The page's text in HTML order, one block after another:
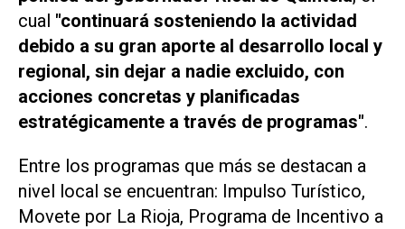
cual "continuará sosteniendo la actividad
debido a su gran aporte al desarrollo local y
regional, sin dejar a nadie excluido, con
acciones concretas y planificadas
estratégicamente a través de programas".
Entre los programas que más se destacan a
nivel local se encuentran: Impulso Turístico,
Movete por La Rioja, Programa de Incentivo a